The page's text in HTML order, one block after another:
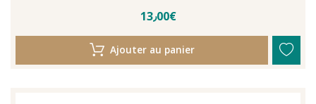
13٫00€
Ajouter au panier